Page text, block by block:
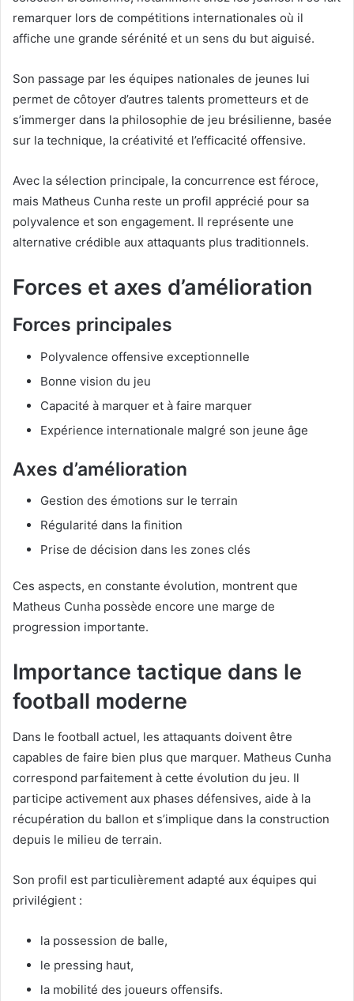
remarquer lors de compétitions internationales où il
affiche une grande sérénité et un sens du but aiguisé.
Son passage par les équipes nationales de jeunes lui
permet de côtoyer d’autres talents prometteurs et de
s’immerger dans la philosophie de jeu brésilienne, basée
sur la technique, la créativité et l’efficacité offensive.
Avec la sélection principale, la concurrence est féroce,
mais Matheus Cunha reste un profil apprécié pour sa
polyvalence et son engagement. Il représente une
alternative crédible aux attaquants plus traditionnels.
Forces et axes d’amélioration
Forces principales
Polyvalence offensive exceptionnelle
Bonne vision du jeu
Capacité à marquer et à faire marquer
Expérience internationale malgré son jeune âge
Axes d’amélioration
Gestion des émotions sur le terrain
Régularité dans la finition
Prise de décision dans les zones clés
Ces aspects, en constante évolution, montrent que
Matheus Cunha possède encore une marge de
progression importante.
Importance tactique dans le
football moderne
Dans le football actuel, les attaquants doivent être
capables de faire bien plus que marquer. Matheus Cunha
correspond parfaitement à cette évolution du jeu. Il
participe activement aux phases défensives, aide à la
récupération du ballon et s’implique dans la construction
depuis le milieu de terrain.
Son profil est particulièrement adapté aux équipes qui
privilégient :
la possession de balle,
le pressing haut,
la mobilité des joueurs offensifs.